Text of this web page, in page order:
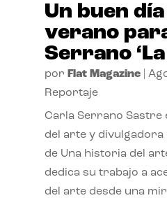
Un buen
verano
Serrano
por Flat Magazine|
Reportaje
Carla Serrano Sastre
del arte y
de Una historia del
dedica su trabajo a
del arte desde una